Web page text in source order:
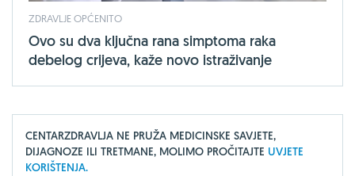
ZDRAVLJE OPĆENITO
Ovo su dva ključna rana simptoma raka
debelog crijeva, kaže novo istraživanje
CENTARZDRAVLJA NE PRUŽA MEDICINSKE SAVJETE,
DIJAGNOZE ILI TRETMANE, MOLIMO PROČITAJTE UVJETE
KORIŠTENJA.